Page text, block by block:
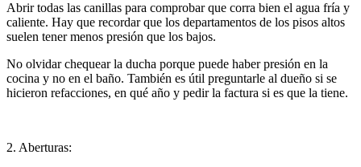
Abrir todas las canillas para comprobar que corra bien el agua fría y
caliente. Hay que recordar que los departamentos de los pisos altos
suelen tener menos presión que los bajos.
No olvidar chequear la ducha porque puede haber presión en la
cocina y no en el baño. También es útil preguntarle al dueño si se
hicieron refacciones, en qué año y pedir la factura si es que la tiene.
2. Aberturas: